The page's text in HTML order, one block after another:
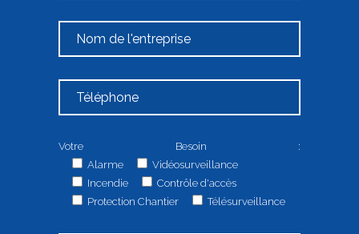
Votre Besoin :
Alarme
Vidéosurveillance
Incendie
Contrôle d'accès
Protection Chantier
Télésurveillance